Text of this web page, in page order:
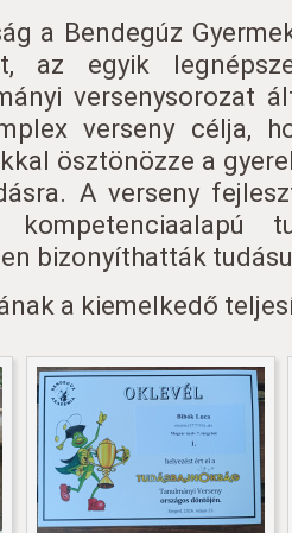
a Bendegúz
az egyik
versenysorozat
verseny célja,
ösztönözze a
A verseny
kompetenciaalapú
bizonyíthatták
a kiemelkedő